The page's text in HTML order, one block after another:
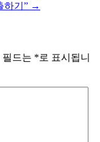
하기” →
필드는 *로 표시됩니